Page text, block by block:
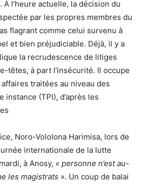
À l’heure actuelle, la décision du
par les propres membres du
flagrant comme celui survenu à
et bien préjudiciable. Déjà, il y a
la recrudescence de litiges
têtes, à part l’insécurité. Il occupe
traitées au niveau des
(TPI), d’après les
Noro-Vololona Harimisa, lors de
internationale de la lutte
à Anosy, « personne n’est au-
les magistrats ». Un coup de balai